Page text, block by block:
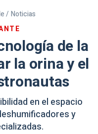
/ Noticias
de la
la orina y el
en el espacio
y